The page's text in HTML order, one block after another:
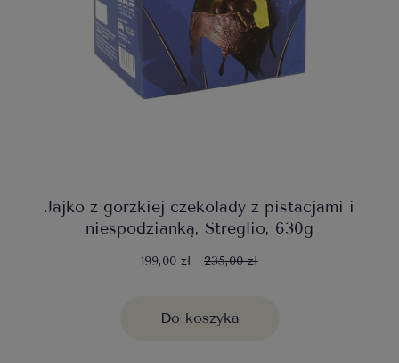
Jajko z gorzkiej czekolady z pistacjami i
niespodzianką, Streglio, 630g
199,00 zł 235,00 zł
Do koszyka